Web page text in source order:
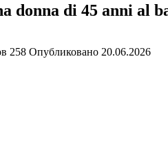
donna di 45 anni al
258 Опубликовано 20.06.2026